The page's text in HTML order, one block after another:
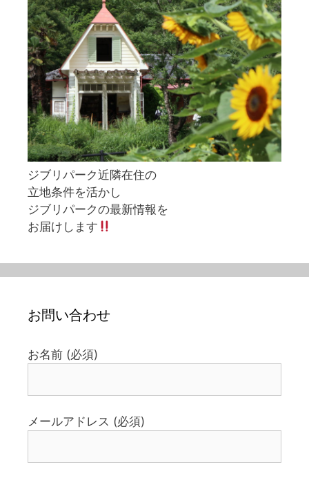
ジブリパーク近隣在住の
立地条件を活かし
ジブリパークの最新情報を
お届けします
お問い合わせ
お名前 (必須)
メールアドレス (必須)